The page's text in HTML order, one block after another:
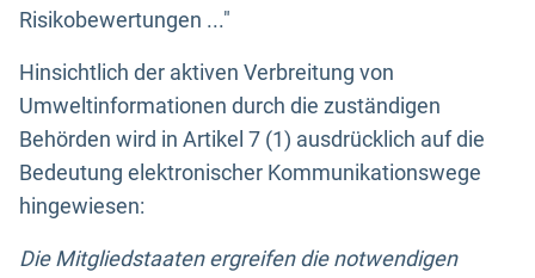
Risikobewertungen ..."
Hinsichtlich der aktiven Verbreitung von
Umweltinformationen durch die zuständigen
Behörden wird in Artikel 7 (1) ausdrücklich auf die
Bedeutung elektronischer Kommunikationswege
hingewiesen:
Die Mitgliedstaaten ergreifen die notwendigen